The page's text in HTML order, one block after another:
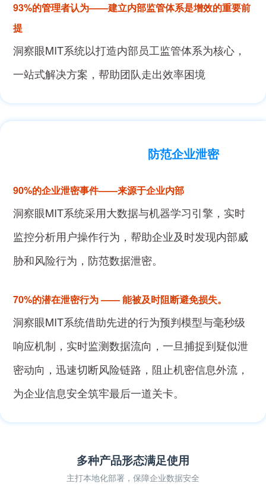
93%的管理者认为——建立内部监管体系是增效的重要前
提
洞察眼MIT系统以打造内部员工监管体系为核心，
一站式解决方案，帮助团队走出效率困境
防范企业泄密
90%的企业泄密事件——来源于企业内部
洞察眼MIT系统采用大数据与机器学习引擎，实时
监控分析用户操作行为，帮助企业及时发现内部威
胁和风险行为，防范数据泄密。
70%的潜在泄密行为 —— 能被及时阻断避免损失。
洞察眼MIT系统借助先进的行为预判模型与毫秒级
响应机制，实时监测数据流向，一旦捕捉到疑似泄
密动向，迅速切断风险链路，阻止机密信息外流，
为企业信息安全筑牢最后一道关卡。
多种产品形态满足使用
主打本地化部署，保障企业数据安全